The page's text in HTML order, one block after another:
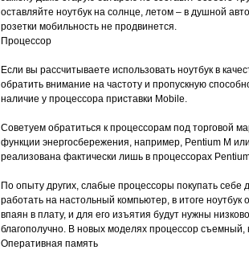
оставляйте ноутбук на солнце, летом – в душной
розетки мобильность не продвинется.
Процессор
Если вы рассчитываете использовать ноутбук в
обратить внимание на частоту и пропускную
наличие у процессора приставки Mobile.
Советуем обратиться к процессорам под торговой
функции энергосбережения, например, Pentium M
реализована фактически лишь в процессорах
По опыту других, слабые процессоры покупать себе
работать на настольный компьютер, в итоге
впаян в плату, и для его изъятия будут нужны
благополучно. В новых моделях процессор съемный,
Оперативная память